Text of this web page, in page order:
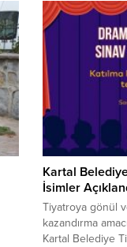
Kartal
İsimler
Tiyatroya gönül
kazandırma
Kartal Belediye